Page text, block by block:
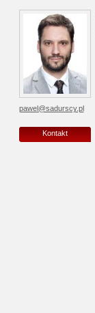
pawel@sadurscy.pl
Kontakt